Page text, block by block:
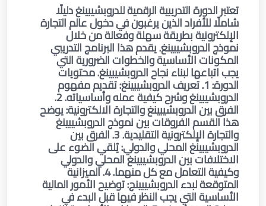
تعتبر الدورة التدريبية الرقمية للدروبشيبينغ دليلًا
شاملًا للأفراد الذين يرغبون في دخول عالم التجارة
الإلكترونية بطريقة سهلة وفعالة من خلال
نموذج الدروبشيبينغ. يقدم هذا البرنامج التدريبي
المكونات الأساسية والخطوات الضرورية التي
يجب اتباعها لبناء نجاح الدروبشيبينغ. محتويات
الدورة: 1. تعريف الدروبشيبينغ: تقديم مفهوم
الدروبشيبينغ وشرح كيفية عمله وأساسياته. 2.
الفرق بين الدروبشيبينغ والتجارة الالكترونية: يوضح
هذا القسم الفروقات بين نموذج الدروبشيبينغ
والتجارة الإلكترونية التقليدية. 3. الفرق بين
الدروبشيبينغ المحلي والدولي: يُلقي الضوء على
الاختلافات بين الدروبشيبينغ المحلي والدولي
وكيفية التعامل مع كل منهما. 4. الميزانية
المتوقعة لبدء الدروبشيبينج: توضيح الأمور المالية
الأساسية التي يجب النظر فيها قبل البدء في